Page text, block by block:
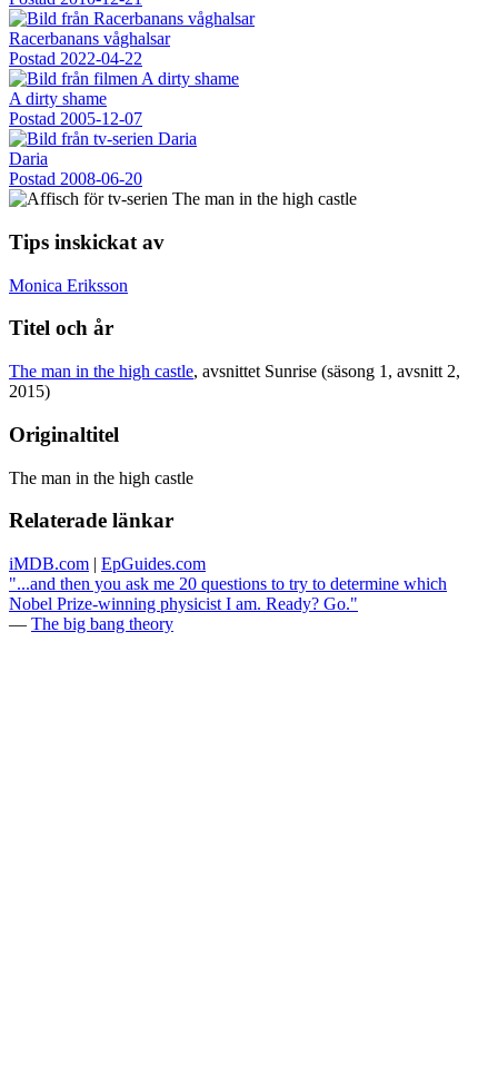
Racerbanans våghalsar
Postad 2022-04-22
A dirty shame
Postad 2005-12-07
Daria
Postad 2008-06-20
Tips inskickat av
Monica Eriksson
Titel och år
The man in the high castle, avsnittet Sunrise (säsong 1, avsnitt 2,
2015)
Originaltitel
The man in the high castle
Relaterade länkar
iMDB.com | EpGuides.com
"...and then you ask me 20 questions to try to determine which
Nobel Prize-winning physicist I am. Ready? Go."
— The big bang theory